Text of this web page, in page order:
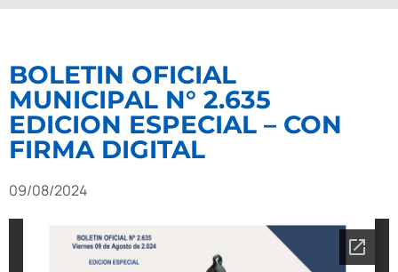
BOLETIN OFICIAL
MUNICIPAL N° 2.635
EDICION ESPECIAL – CON
FIRMA DIGITAL
09/08/2024